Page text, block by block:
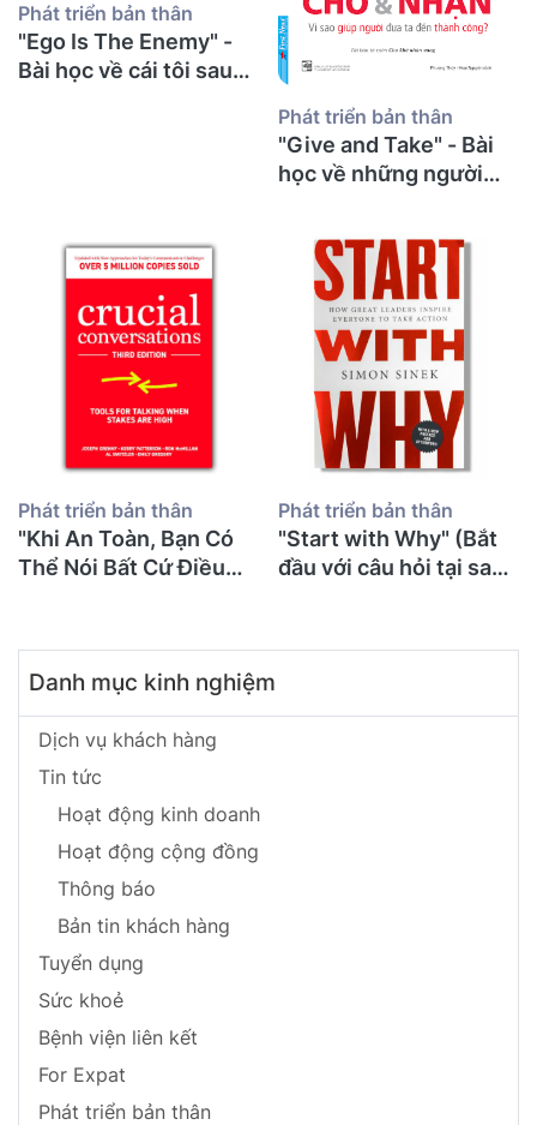
Phát triển bản thân
"Ego Is The Enemy" -
Bài học về cái tôi sau
Phát triển bản thân
"Give and Take" - Bài
học về những người
Phát triển bản thân
"Khi An Toàn, Bạn Có
Thể Nói Bất Cứ Điều
Conversations" Và Ước
Gì Mình Biết Điều Này
Sớm Hơn Để Không
Suýt Mất Con
Phát triển bản thân
"Start with Why" (Bắt
đầu với câu hỏi tại sao)
Danh mục kinh nghiệm
Dịch vụ khách hàng
Tin tức
Hoạt động kinh doanh
Hoạt động cộng đồng
Thông báo
Bản tin khách hàng
Tuyển dụng
Sức khoẻ
Bệnh viện liên kết
For Expat
Phát triển bản thân